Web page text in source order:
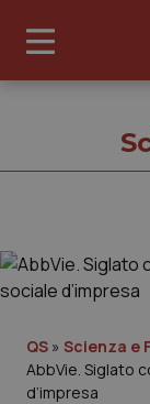
Governo e
QS » Scienza e
AbbVie. Siglato
d’impresa